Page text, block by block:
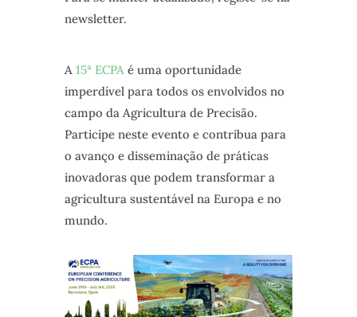
newsletter.
A 15ª ECPA é uma oportunidade
imperdível para todos os envolvidos no
campo da Agricultura de Precisão.
Participe neste evento e contribua para
o avanço e disseminação de práticas
inovadoras que podem transformar a
agricultura sustentável na Europa e no
mundo.